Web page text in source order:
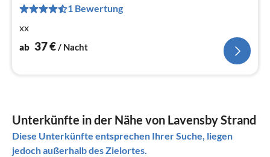
1 Bewertung
xx
ab 37€/ Nacht
Unterkünfte in der Nähe von Lavensby Strand
Diese Unterkünfte entsprechen Ihrer Suche, liegen
jedoch außerhalb des Zielortes.